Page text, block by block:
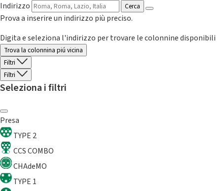
Indirizzo
Cerca
Prova a inserire un indirizzo più preciso.
Digita e seleziona l'indirizzo per trovare le colonnine disponibili
Trova la colonnina piú vicina
Filtri
Filtri
Seleziona i filtri
Presa
TYPE 2
CCS COMBO
CHAdeMO
TYPE 1